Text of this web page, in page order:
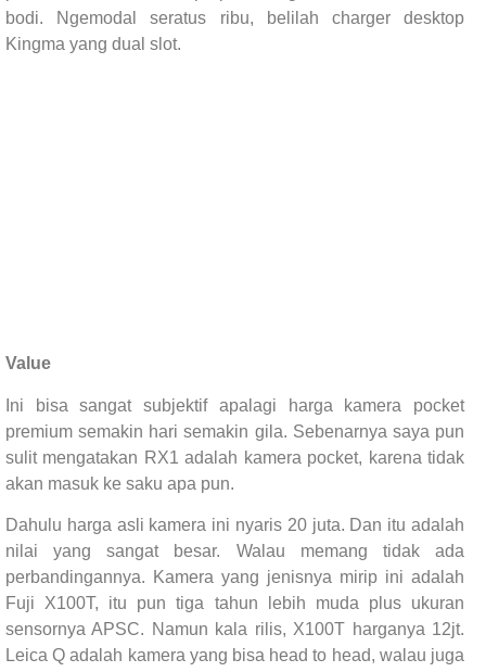
bodi. Ngemodal seratus ribu, belilah charger desktop
Kingma yang dual slot.
Value
Ini bisa sangat subjektif apalagi harga kamera pocket
premium semakin hari semakin gila. Sebenarnya saya pun
sulit mengatakan RX1 adalah kamera pocket, karena tidak
akan masuk ke saku apa pun.
Dahulu harga asli kamera ini nyaris 20 juta. Dan itu adalah
nilai yang sangat besar. Walau memang tidak ada
perbandingannya. Kamera yang jenisnya mirip ini adalah
Fuji X100T, itu pun tiga tahun lebih muda plus ukuran
sensornya APSC. Namun kala rilis, X100T harganya 12jt.
Leica Q adalah kamera yang bisa head to head, walau juga